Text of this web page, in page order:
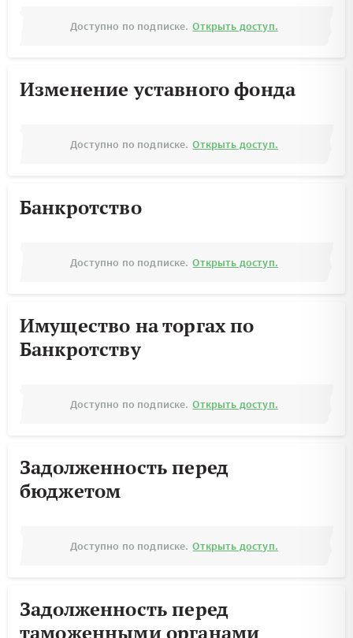
Доступно по подписке. Открыть доступ.
Изменение уставного фонда
Доступно по подписке. Открыть доступ.
Банкротство
Доступно по подписке. Открыть доступ.
Имущество на торгах по
Банкротству
Доступно по подписке. Открыть доступ.
Задолженность перед
бюджетом
Доступно по подписке. Открыть доступ.
Задолженность перед
таможенными органами